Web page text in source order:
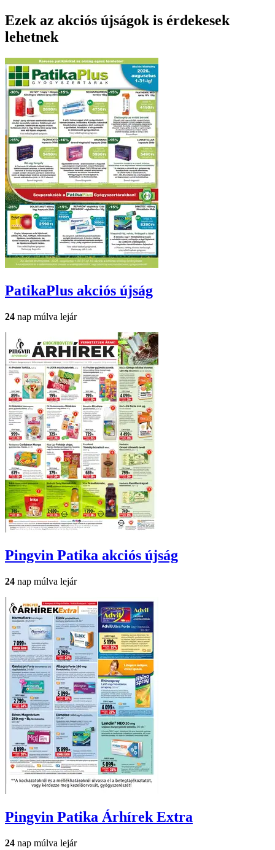
Ezek az akciós újságok is érdekesek
lehetnek
PatikaPlus akciós újság
24 nap múlva lejár
Pingvin Patika akciós újság
24 nap múlva lejár
Pingvin Patika Árhírek Extra
24 nap múlva lejár